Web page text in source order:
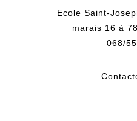
Ecole Saint-
marais 16 à
068/